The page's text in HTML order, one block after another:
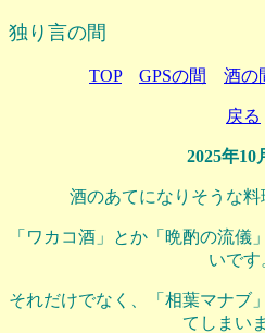
独り言の間
TOP GPSの間 酒の
戻る
2025年10
酒のあてになりそうな料
「ワカコ酒」とか「晩酌の流儀
いです
それだけでなく、「相葉マナブ
てしまい